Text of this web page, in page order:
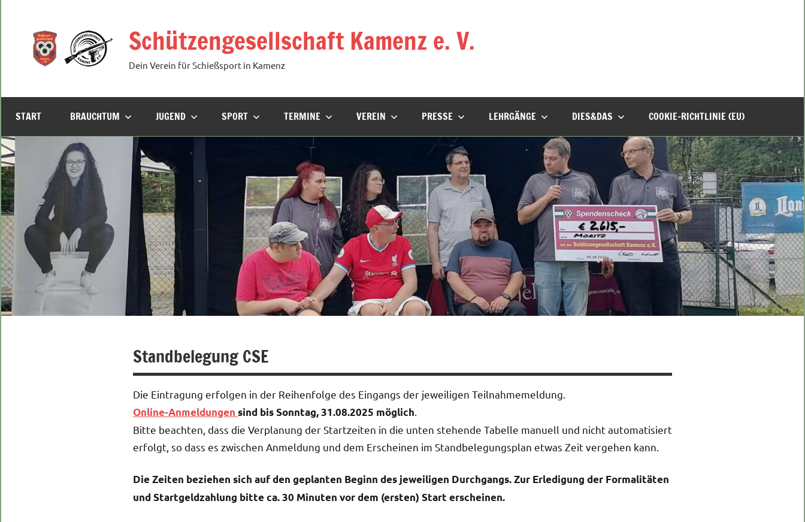
springen
Schützengesellschaft Kamenz e. V.
Dein Verein für Schießsport in Kamenz
START BRAUCHTUM JUGEND SPORT TERMINE VEREIN PRESSE LEHRGÄNGE DIES&DAS COOKIE-RICHTLINIE (EU)
Standbelegung CSE
Die Eintragung erfolgen in der Reihenfolge des Eingangs der jeweiligen Teilnahmemeldung.
Online-Anmeldungen sind bis Sonntag, 31.08.2025 möglich
Bitte beachten, dass die Verplanung der Startzeiten in die unten stehende Tabelle manuell und nicht automatisiert
erfolgt, so dass es zwischen Anmeldung und dem Erscheinen im Standbelegungsplan etwas Zeit vergehen kann.
Die Zeiten beziehen sich auf den geplanten Beginn des jeweiligen Durchgangs. Zur Erledigung der Formalitäten
und Startgeldzahlung bitte ca. 30 Minuten vor dem (ersten) Start erscheinen.